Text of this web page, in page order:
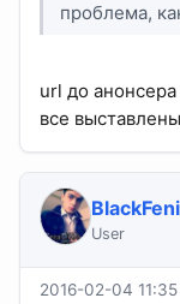
проблема,
url до
все
User
2016-02-04 11:35